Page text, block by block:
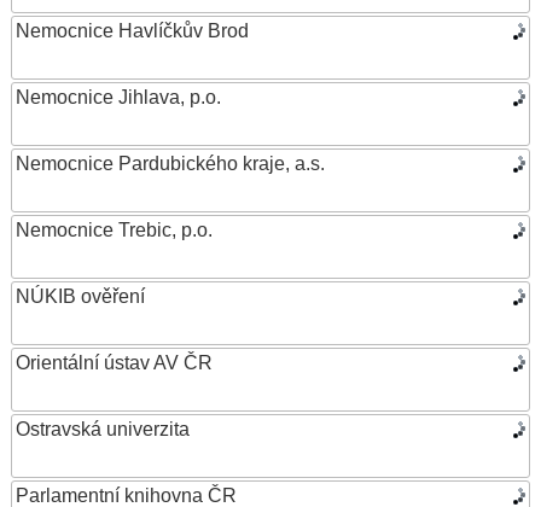
Nemocnice Havlíčkův Brod
Nemocnice Jihlava, p.o.
Nemocnice Pardubického kraje, a.s.
Nemocnice Trebic, p.o.
NÚKIB ověření
Orientální ústav AV ČR
Ostravská univerzita
Parlamentní knihovna ČR